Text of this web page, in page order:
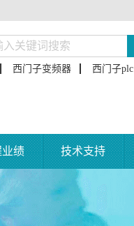
西门子变频器 西门子plc
绩 技术支持